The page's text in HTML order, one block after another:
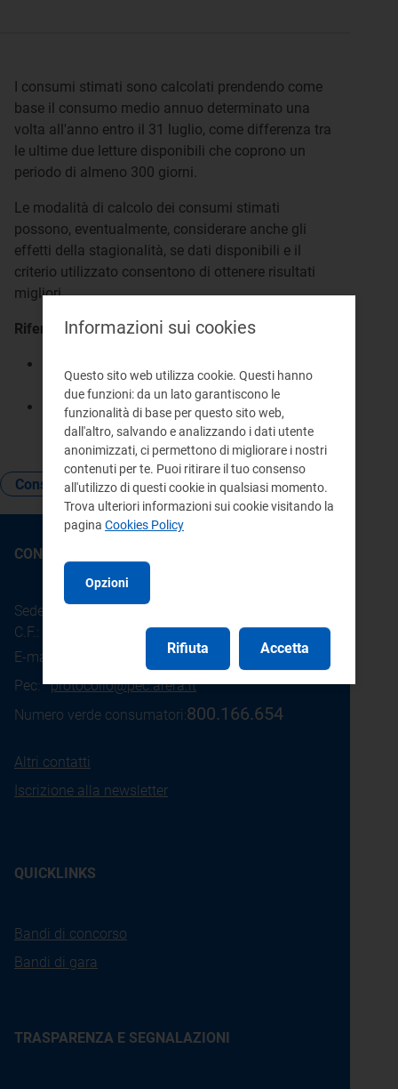
I consumi stimati sono calcolati prendendo come
base il consumo medio annuo determinato una
volta all'anno entro il 31 luglio, come differenza tra
le ultime due letture disponibili che coprono un
periodo di almeno 300 giorni.
Le modalità di calcolo dei consumi stimati
possono, eventualmente, considerare anche gli
effetti della stagionalità, se dati disponibili e il
criterio utilizzato consentono di ottenere risultati
migliori.
Riferimenti:
articolo 35
Atto218/2016/R/idr, Allegato A (TIMSII),
articoli 10 e 11
Consumo Lettura del contatore
CONTATTI
Sede legale: Piazza Cavour 5 - 20121 - Milano
C.F.: 97190020152
E-mail:
Pec:protocollo@pec.arera.it
Numero verde consumatori:800.166.654
Altri contatti
Iscrizione alla newsletter
QUICKLINKS
Bandi di concorso
Bandi di gara
TRASPARENZA E SEGNALAZIONI
Informazioni sui cookies
Questo sito web utilizza cookie. Questi hanno
due funzioni: da un lato garantiscono le
funzionalità di base per questo sito web,
dall'altro, salvando e analizzando i dati utente
anonimizzati, ci permettono di migliorare i nostri
contenuti per te. Puoi ritirare il tuo consenso
all'utilizzo di questi cookie in qualsiasi momento.
Trova ulteriori informazioni sui cookie visitando la
pagina Cookies Policy
Opzioni
Rifiuta Accetta